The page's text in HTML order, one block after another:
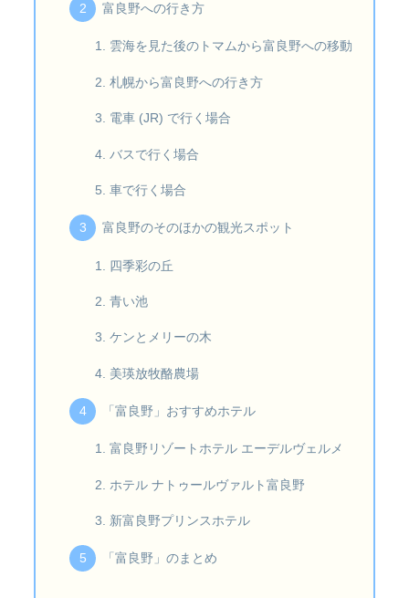
富良野への行き方
雲海を見た後のトマムから富良野への移動
札幌から富良野への行き方
電車 (JR) で行く場合
バスで行く場合
車で行く場合
富良野のそのほかの観光スポット
四季彩の丘
青い池
ケンとメリーの木
美瑛放牧酪農場
「富良野」おすすめホテル
富良野リゾートホテル エーデルヴェルメ
ホテル ナトゥールヴァルト富良野
新富良野プリンスホテル
「富良野」のまとめ